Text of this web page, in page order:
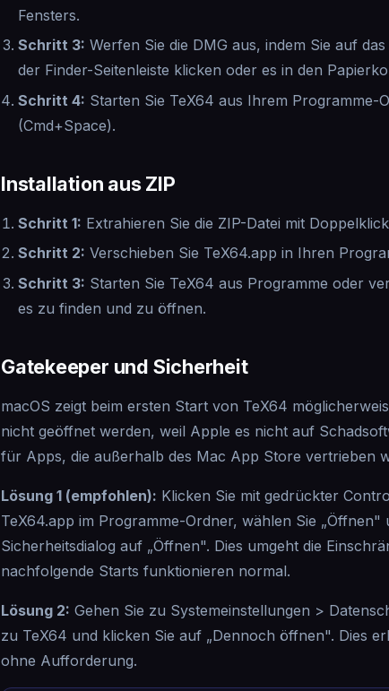
Fensters.
Schritt 3: Werfen Sie die DMG aus, indem Sie auf
der Finder-Seitenleiste klicken oder es in den
Schritt 4: Starten Sie TeX64 aus Ihrem
(Cmd+Space).
Installation aus ZIP
Schritt 1: Extrahieren Sie die ZIP-Datei mit
Schritt 2: Verschieben Sie TeX64.app in Ihren
Schritt 3: Starten Sie TeX64 aus Programme oder
es zu finden und zu öffnen.
Gatekeeper und Sicherheit
macOS zeigt beim ersten Start von TeX64
nicht geöffnet werden, weil Apple es nicht auf
für Apps, die außerhalb des Mac App Store vertrieben
Lösung 1 (empfohlen): Klicken Sie mit gedrückter
TeX64.app im Programme-Ordner, wählen Sie
Sicherheitsdialog auf „Öffnen". Dies umgeht die
nachfolgende Starts funktionieren normal.
Lösung 2: Gehen Sie zu Systemeinstellungen >
zu TeX64 und klicken Sie auf „Dennoch öffnen". Dies
ohne Aufforderung.